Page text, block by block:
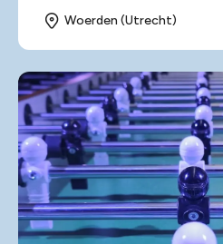
Woerden (Utrecht)